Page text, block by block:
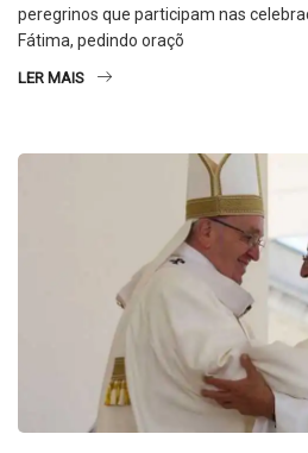
peregrinos que participam nas
Fátima, pedindo oraçõ
LER MAIS